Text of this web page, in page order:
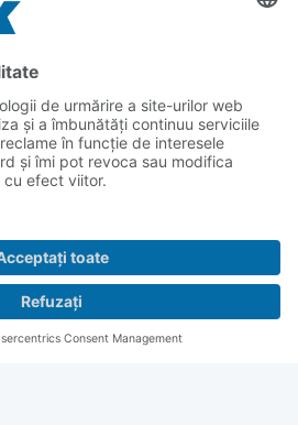
Acceptați
Usercentrics Consent
Platform
prelucrare
tehnice despre
produs
suport
să aibă o rezistență suficientă,
uscată, curată, fără praf și